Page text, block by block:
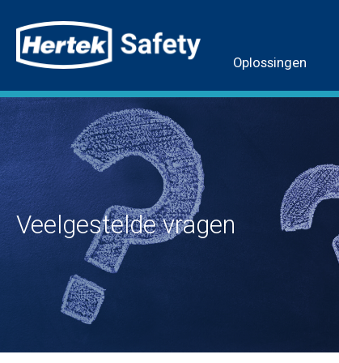
Oplossingen
Veelgestelde vragen